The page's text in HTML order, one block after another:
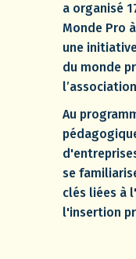
a organisé
Monde Pro
une
du monde
Au
se
clés liées à
l'insertion